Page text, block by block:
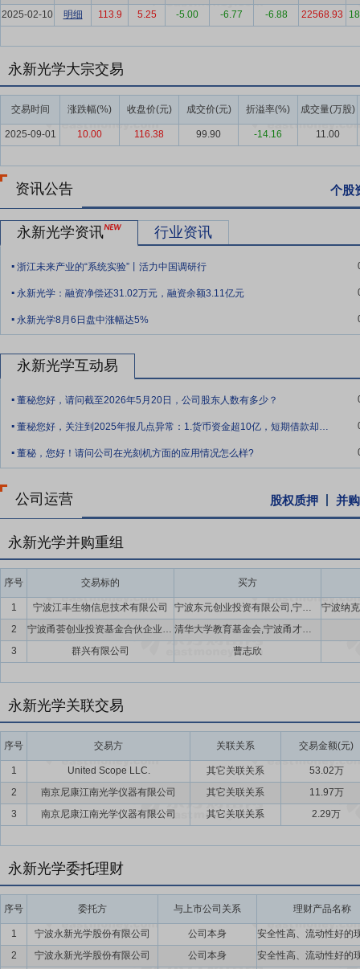
元，2024年至2029年的复合年增长率为9%。条码扫描仪市场品牌集
流、工业、服务机构等对扫描设备识别速度、准确率、耐用性要求更
制造能力，条码扫描光学元组件出货量位居全球头部，已建立起显著
要点7：机器视觉行业
的关键分支，机器视觉正成为推动制造业智能化转型的核心基础设施
端制造与质检核心环节。据GGII统计和预测，2025年全球机器视觉
士凭借技术领先优势主导全球市场，随着智慧物流、工业4.0的快速发
232亿美元，复合增长率为12.5%。中商产业研究院数据显示，2025
要点9： 车载激光雷达行业
激光雷达是ADAS进阶设备与自动驾驶的
的车型已快速覆盖不同价位，比亚迪、吉利、蔚来、理想、小米等品
装机量达275.6万颗，同比增长120%，禾赛以41.35%的份额位居第
车制造商均入局。机器人领域，割草机器人、除雪机器人、矿山车、
镜、内窥镜等方面的市场需求快速增长。但是国内的医疗光学器械厂
业凭借其先发优势和成熟的技术优势，占据了我国内窥镜市场的大部
已经发展百年以上，技术水平、市场布局和商业模式均远领先于我国
要点11：光刻机行业
随着半导体产业在人工智能等新需求的推动下
RESEARCHANDMARKETS统计，半导体光刻设备市场规模预计
率为7.38%。
要点12：半导体量检测设备行业
量上进一步提升。根据FortuneBusinessInsights数据，2025年，全
元，复合年增长率为7.20%。亚太地区在半导体计量和检测设备市场
要点13：技术研发优势
公司是中国光学显微镜及精密光学元组件龙
为主，合资并购为辅的发展基调，以技术为引领，形成多融专精的研
中学”（开展产学研合作），再到“项目中学”（承接国家重大研发项目
术中心、博士后科研工作站等5个创新平台为核心主体，以国内高校
创新发展注入不竭动力。
要点14：产品品质及管理体系优势
一流的进口光学加工、镀膜设备和检测设备，确保产品优异品质。建
ISO13485医疗器械质量管理体系、GB/T29490知识产权管理体系、
合作伙伴）认证。
要点15：优质客户资源
凭借在光学行业的经营与资源积累，公司在
企业开展合作。经过数十年的发展，公司积累了一批优质的客户，与
要点16：自愿锁定股份
间接持有的该部分股份。
要点17： 股利分配
公司上市后将在足额计提法定公积金、任意公积
以现金方式累计分配的利润不少于该年实现的年均可分配利润的10%。
要点18：稳定股价措施
公司首次公开发行股票并上市后三年内,如公
2025-02-10
明细 113.9 5.25 -5.00 -6.77 -6.88 22568.93
永新光学大宗交易
交易时间 涨跌幅(%) 收盘价(元) 成交价(元) 折溢率(%) 成交量(万股)
2025-09-01 10.00 116.38 99.90 -14.16 11.00
资讯公告 个股
永新光学资讯 行业资讯
. 浙江未来产业的“系统实验”丨活力中国调研行
. 永新光学：融资净偿还31.02万元，融资余额3.11亿元
. 永新光学8月6日盘中涨幅达5%
永新光学互动易
. 董秘您好，请问截至2026年5月20日，公司股东人数有多少？
. 董秘您好，关注到2025年报几点异常：1.货币资金超10亿，短期借款却大增135
. 董秘，您好！请问公司在光刻机方面的应用情况怎么样?
公司运营 股权质押 并
永新光学并购重组
序号 交易标的 买方
1 宁波江丰生物信息技术有限公司
宁波东元创业投资有限公司,宁波永新光学股份有限公司
2
宁波甬荟创业投资基金合伙企业(有限合伙)(暂定名)
清华大学教育基金会,宁波甬才股权投资合伙企业(有限合伙),罗培栋,徐立,宁波永勤新越股权投资合伙企业(有限合伙),上海汇勤股权投资管理有限公司,宁波通鄞数智股权投资合伙企业(有限合伙),宁波汇馨股权投资合伙企业(有限合伙),宁波市甬元投资基金有限公司,宁波永新光学股份有限公司
3
群兴有限公司 曹志欣
永新光学关联交易
序号 交易方 关联关系 交易金额(元)
1 United Scope LLC. 其它关联关系
53.02万
2
南京尼康江南光学仪器有限公司 其它关联关系
11.97万
3
南京尼康江南光学仪器有限公司 其它关联关系 2.29万
永新光学委托理财
序号 委托方 与上市公司关系 理财产品名称
1 宁波永新光学股份有限公司
公司本身
2
宁波永新光学股份有限公司 公司本身